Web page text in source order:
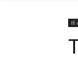
Iš